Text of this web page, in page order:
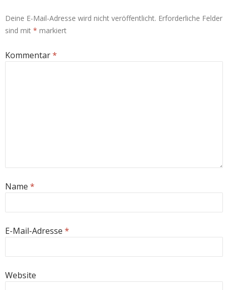
Deine E-Mail-Adresse wird nicht veröffentlicht. Erforderliche Felder
sind mit * markiert
Kommentar*
Name *
E-Mail-Adresse *
Website